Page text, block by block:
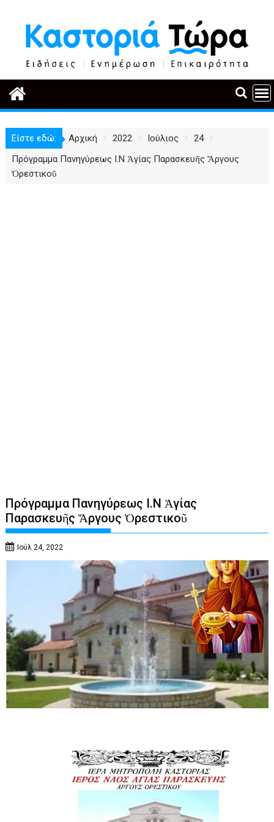
περιεχόμενο
Είστε εδώ: Αρχική 2022 Ιούλιος
24
Πρόγραμμα Πανηγύρεως Ι.Ν Ἁγίας Παρασκευῆς Ἄργους
Ὀρεστικοῦ
Πρόγραμμα Πανηγύρεως Ι.Ν Ἁγίας
Παρασκευῆς Ἄργους Ὀρεστικοῦ
Ιούλ 24, 2022